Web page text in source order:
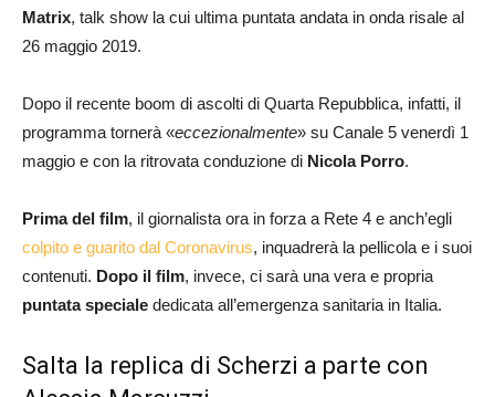
Matrix, talk show la cui ultima puntata andata in onda risale al
26 maggio 2019.
Dopo il recente boom di ascolti di Quarta Repubblica, infatti, il
programma tornerà «eccezionalmente» su Canale 5 venerdì 1
maggio e con la ritrovata conduzione di Nicola Porro.
Prima del film, il giornalista ora in forza a Rete 4 e anch’egli
colpito e guarito dal Coronavirus, inquadrerà la pellicola e i suoi
contenuti. Dopo il film, invece, ci sarà una vera e propria
puntata speciale dedicata all’emergenza sanitaria in Italia.
Salta la replica di Scherzi a parte con